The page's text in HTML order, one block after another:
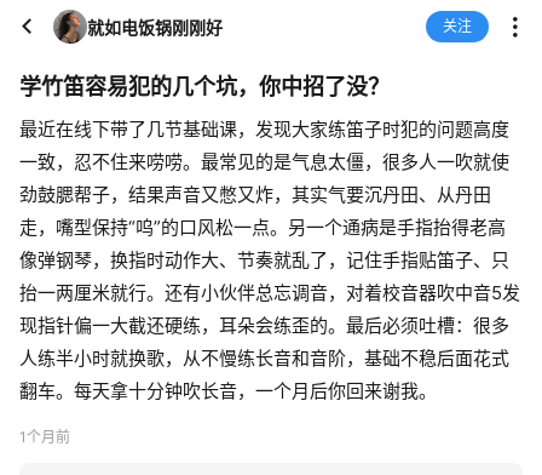
就如电饭锅刚刚好 关注
学竹笛容易犯的几个坑，你中招了没？
最近在线下带了几节基础课，发现大家练笛子时犯的问题高度
一致，忍不住来唠唠。最常见的是气息太僵，很多人一吹就使
劲鼓腮帮子，结果声音又憋又炸，其实气要沉丹田、从丹田
走，嘴型保持“呜”的口风松一点。另一个通病是手指抬得老高
像弹钢琴，换指时动作大、节奏就乱了，记住手指贴笛子、只
抬一两厘米就行。还有小伙伴总忘调音，对着校音器吹中音5发
现指针偏一大截还硬练，耳朵会练歪的。最后必须吐槽：很多
人练半小时就换歌，从不慢练长音和音阶，基础不稳后面花式
翻车。每天拿十分钟吹长音，一个月后你回来谢我。
1个月前